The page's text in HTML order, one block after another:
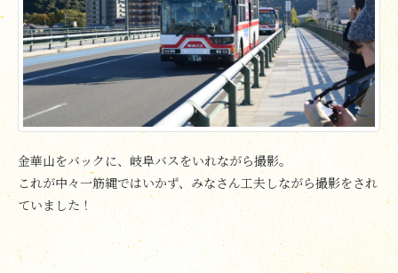
金華山をバックに、岐阜バスをいれながら撮影。
これが中々一筋縄ではいかず、みなさん工夫しながら撮影をされ
ていました！